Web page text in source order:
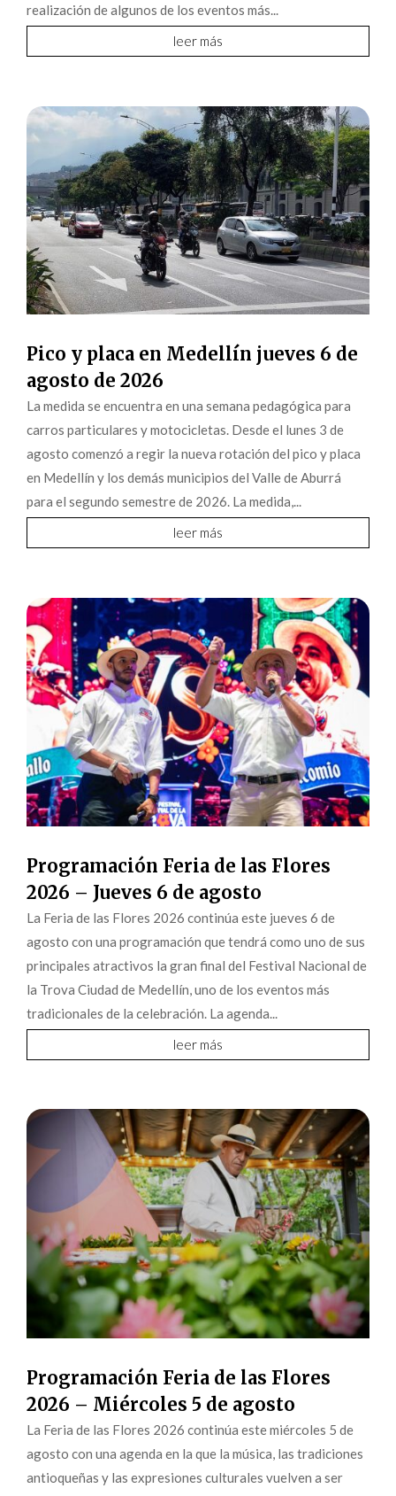
realización de algunos de los eventos más...
leer más
Pico y placa en Medellín jueves 6 de
agosto de 2026
La medida se encuentra en una semana pedagógica para
carros particulares y motocicletas. Desde el lunes 3 de
agosto comenzó a regir la nueva rotación del pico y placa
en Medellín y los demás municipios del Valle de Aburrá
para el segundo semestre de 2026. La medida,...
leer más
Programación Feria de las Flores
2026 – Jueves 6 de agosto
La Feria de las Flores 2026 continúa este jueves 6 de
agosto con una programación que tendrá como uno de sus
principales atractivos la gran final del Festival Nacional de
la Trova Ciudad de Medellín, uno de los eventos más
tradicionales de la celebración. La agenda...
leer más
Programación Feria de las Flores
2026 – Miércoles 5 de agosto
La Feria de las Flores 2026 continúa este miércoles 5 de
agosto con una agenda en la que la música, las tradiciones
antioqueñas y las expresiones culturales vuelven a ser